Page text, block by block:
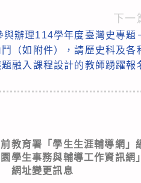
下一
與辦理114學年度臺灣史專題
（如附件），請歷史科及各
題融入課程設計的教師踴躍報
教育署「學生生涯輔導網」
學生事務與輔導工作資訊網
網址變更訊息